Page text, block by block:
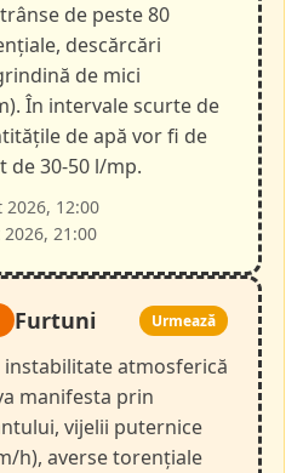
de peste 80
descărcări
de mici
În intervale scurte de
de apă vor fi de
de 30-50 l/mp.
2026, 12:00
21:00
Furtuni Urmează
atmosferică
manifesta prin
vijelii puternice
h), averse torențiale